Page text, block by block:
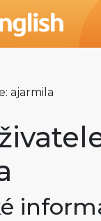
ajarmila